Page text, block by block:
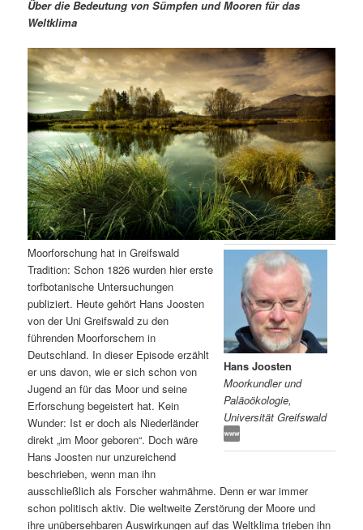
r
e
n
I
n
h
a
s
p
r
i
n
d
ä
r
e
n
I
n
l
t
s
p
r
n
a
g
a
t
i
o
n
Über die Bedeutung von Sümpfen und Mooren für das
Weltklima
Hans Joosten
Moorkundler und
Paläoökologie,
Universität Greifswald
Moorforschung hat in Greifswald
Tradition: Schon 1826 wurden hier erste
torfbotanische Untersuchungen
publiziert. Heute gehört Hans Joosten
von der Uni Greifswald zu den
führenden Moorforschern in
Deutschland. In dieser Episode erzählt
er uns davon, wie er sich schon von
Jugend an für das Moor und seine
Erforschung begeistert hat. Kein
Wunder: Ist er doch als Niederländer
direkt „im Moor geboren“. Doch wäre
Hans Joosten nur unzureichend
beschrieben, wenn man ihn
ausschließlich als Forscher wahrnähme. Denn er war immer
schon politisch aktiv. Die weltweite Zerstörung der Moore und
ihre unübersehbaren Auswirkungen auf das Weltklima trieben ihn